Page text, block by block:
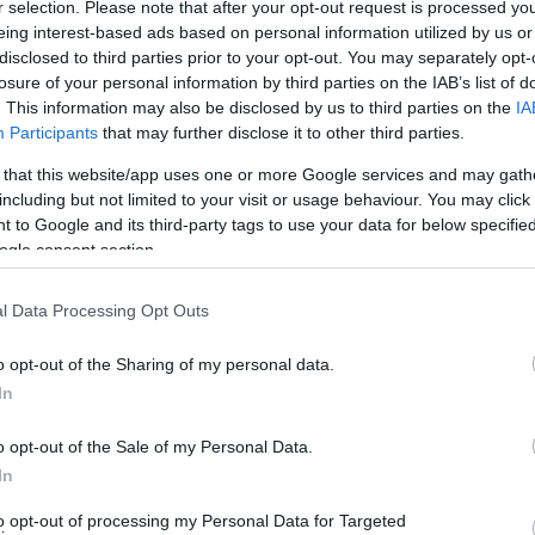
selection. Please note that after your opt-out request is processed
interest-based ads based on personal information utilized by us
to third parties prior to your opt-out. You may separately
of your personal information by third parties on the IAB’s list of
This information may also be disclosed by us to third parties on the
Participants that may further disclose it to other third parties.
that this website/app uses one or more Google services and may
but not limited to your visit or usage behaviour. You may
to Google and its third-party tags to use your data for below
consent section.
Data Processing Opt Outs
opt-out of the Sharing of my personal data.
opt-out of the Sale of my Personal Data.
opt-out of processing my Personal Data for Targeted
και καταπίνει και πέτρες! Αστείο περιστατικό, άσκοπη
Κ.Υ.??